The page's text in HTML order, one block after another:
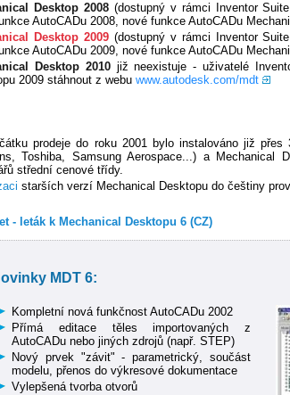
Desktop 2008(dostupný v rámci Inventor
AutoCADu 2008, nové funkce AutoCADu
Desktop 2009(dostupný v rámci Inventor
AutoCADu 2009, nové funkce AutoCADu
Desktop 2010již neexistuje - uživatelé
2009 stáhnout z webu www.autodesk.com/mdt
prodeje do roku 2001 bylo instalováno již
Toshiba, Samsung Aerospace...) a
střední cenové třídy.
starších verzí Mechanical Desktopu do češtiny
- leták k Mechanical Desktopu 6 (CZ)
MDT 6:
Kompletní nová funkčnost AutoCADu 2002
Přímá editace těles importovaných z
AutoCADu nebo jiných zdrojů (např. STEP)
Nový prvek "závit" - parametrický, součást
modelu, přenos do výkresové dokumentace
Vylepšená tvorba otvorů